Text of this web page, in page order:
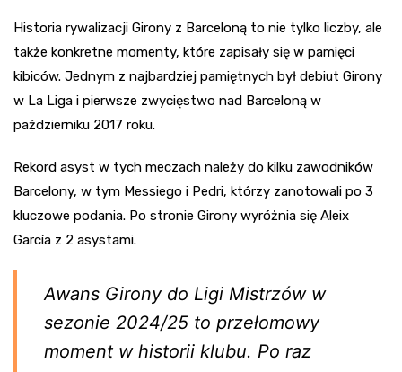
Historia rywalizacji Girony z Barceloną to nie tylko liczby, ale
także konkretne momenty, które zapisały się w pamięci
kibiców. Jednym z najbardziej pamiętnych był debiut Girony
w La Liga i pierwsze zwycięstwo nad Barceloną w
październiku 2017 roku.
Rekord asyst w tych meczach należy do kilku zawodników
Barcelony, w tym Messiego i Pedri, którzy zanotowali po 3
kluczowe podania. Po stronie Girony wyróżnia się Aleix
García z 2 asystami.
Awans Girony do Ligi Mistrzów w
sezonie 2024/25 to przełomowy
moment w historii klubu. Po raz